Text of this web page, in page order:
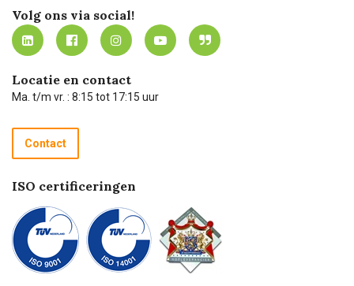
Werken bij Carel Lurvink
MVO
Mijn Carel Lurvink
Mijn Carel Lurvink instructievideo's
Carel Lurvink App
Hulp op afstand
Technische dienst
Recycle programma
Betalen
Innovation LAB
Tevreden klanten
Carel Lurvink Blog
Carel de podcast
Volg ons via social!
Locatie en contact
Ma. t/m vr. : 8:15 tot 17:15 uur
Contact
ISO certificeringen